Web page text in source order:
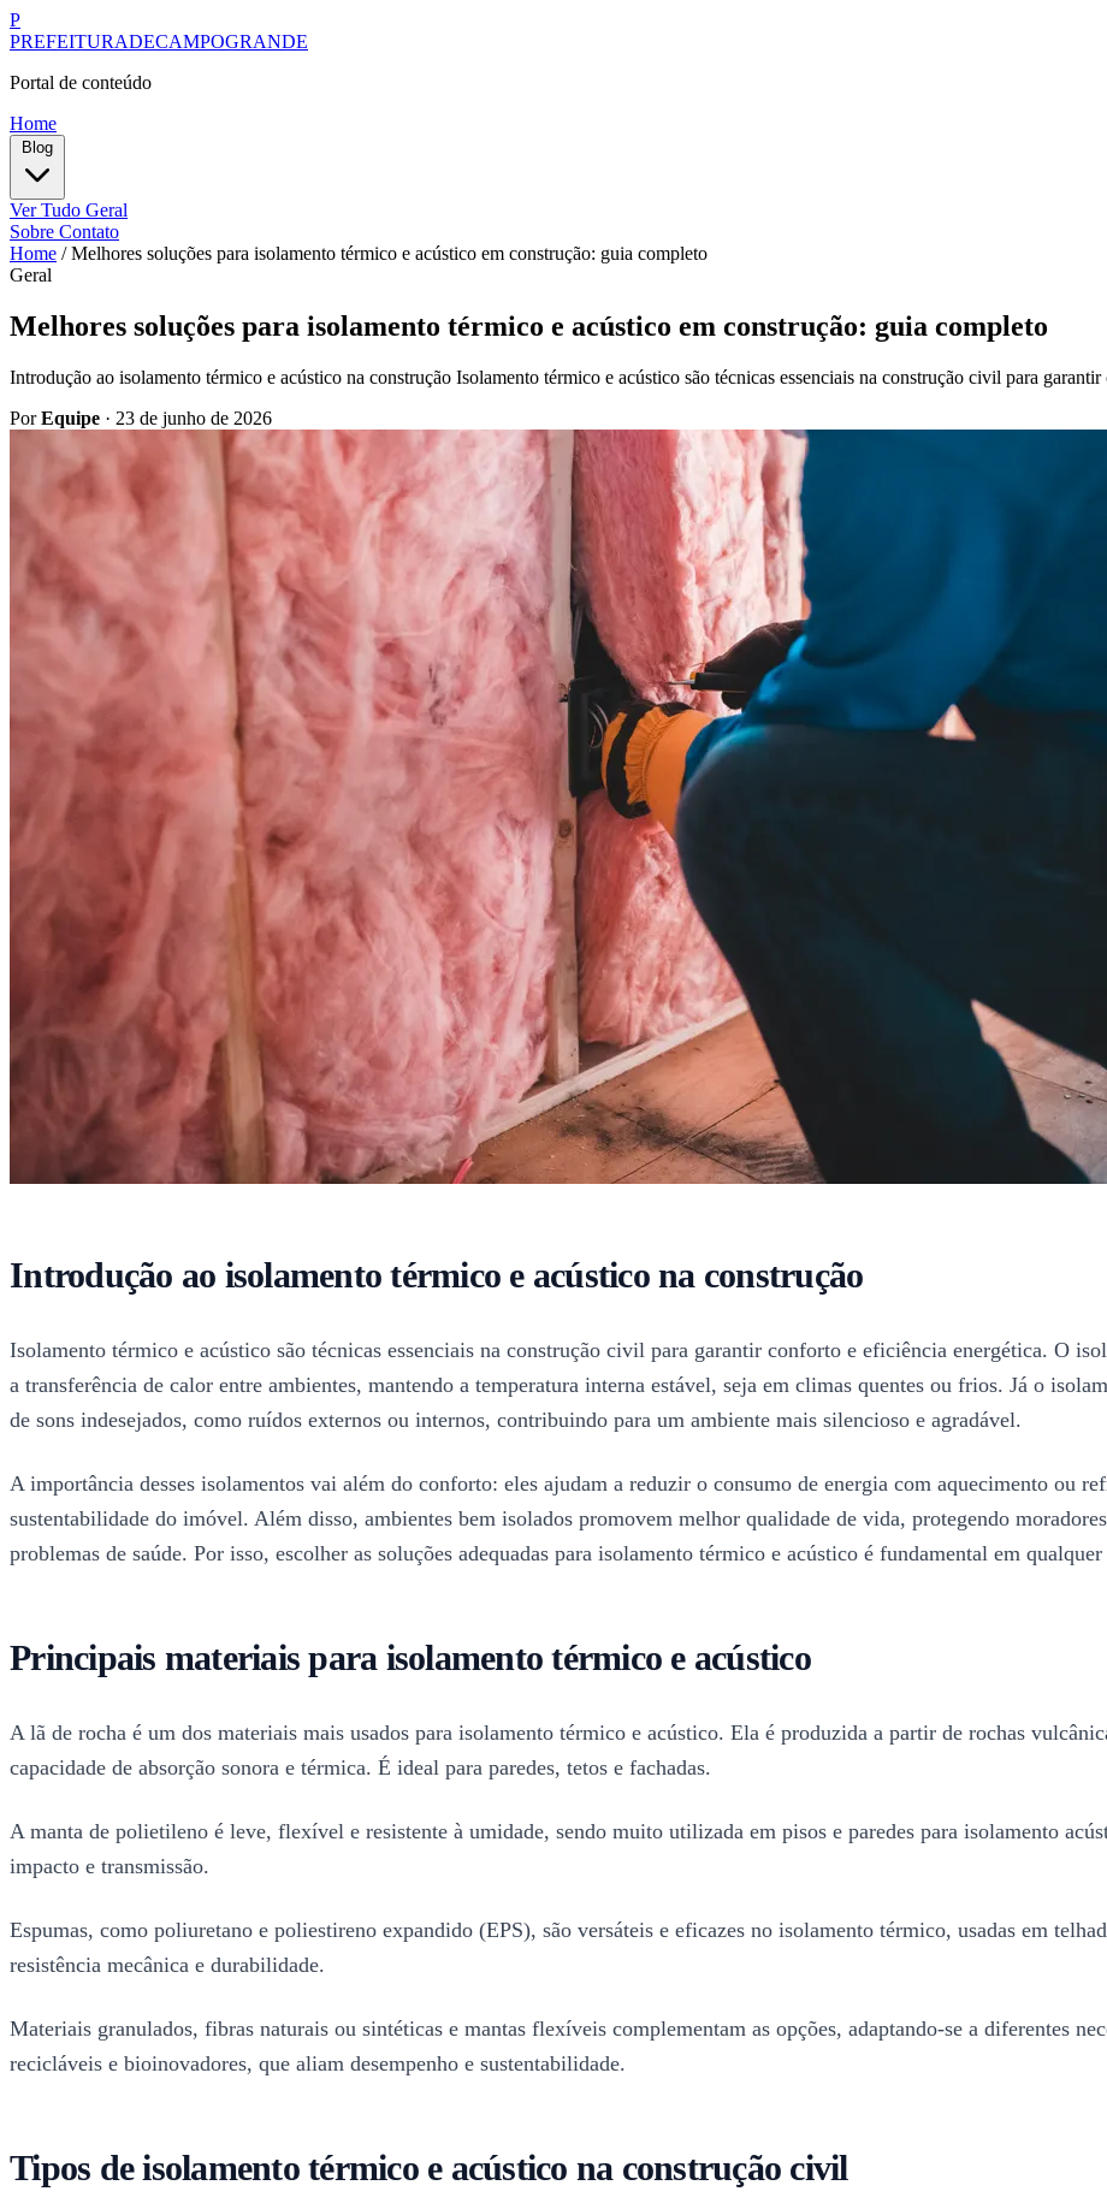
P
PREFEITURADECAMPOGRANDE
Portal de conteúdo
Home
Ver Tudo Geral
Sobre Contato
Home / Melhores soluções para isolamento térmico e acústico em construção: guia completo
Geral
Melhores soluções para isolamento térmico e acústico em construção: guia completo
Introdução ao isolamento térmico e acústico na construção Isolamento térmico e acústico são técnicas essenciais na construção civil para
PorEquipe · 23 de junho de 2026
Introdução ao isolamento térmico e acústico na construção
Isolamento térmico e acústico são técnicas essenciais na construção civil para garantir conforto e eficiência energética. O
a transferência de calor entre ambientes, mantendo a temperatura interna estável, seja em climas quentes ou frios. Já o
de sons indesejados, como ruídos externos ou internos, contribuindo para um ambiente mais silencioso e agradável.
A importância desses isolamentos vai além do conforto: eles ajudam a reduzir o consumo de energia com aquecimento ou
sustentabilidade do imóvel. Além disso, ambientes bem isolados promovem melhor qualidade de vida, protegendo
problemas de saúde. Por isso, escolher as soluções adequadas para isolamento térmico e acústico é fundamental em
Principais materiais para isolamento térmico e acústico
A lã de rocha é um dos materiais mais usados para isolamento térmico e acústico. Ela é produzida a partir de rochas
capacidade de absorção sonora e térmica. É ideal para paredes, tetos e fachadas.
A manta de polietileno é leve, flexível e resistente à umidade, sendo muito utilizada em pisos e paredes para isolamento
impacto e transmissão.
Espumas, como poliuretano e poliestireno expandido (EPS), são versáteis e eficazes no isolamento térmico, usadas em
resistência mecânica e durabilidade.
Materiais granulados, fibras naturais ou sintéticas e mantas flexíveis complementam as opções, adaptando-se a diferentes
recicláveis e bioinovadores, que aliam desempenho e sustentabilidade.
Tipos de isolamento térmico e acústico na construção civil